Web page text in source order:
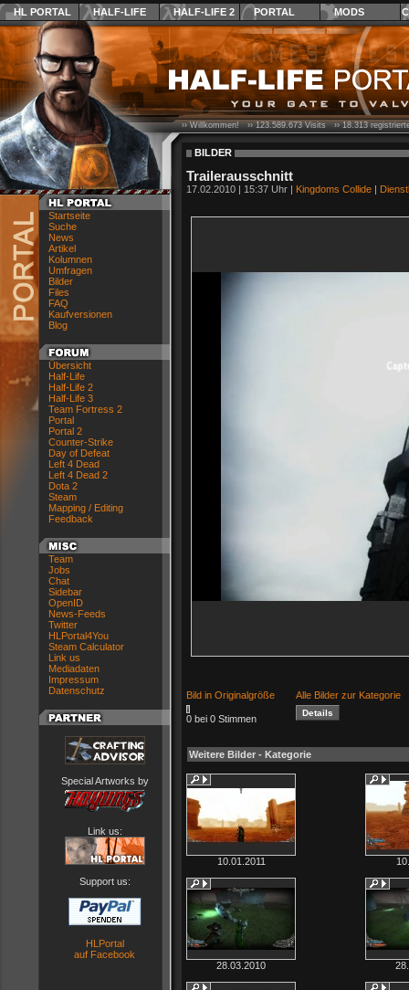
HL PORTAL HALF-LIFE HALF-LIFE 2 PORTAL MODS
Startseite
Suche
News
Artikel
Kolumnen
Umfragen
Bilder
Files
FAQ
Kaufversionen
Blog
Übersicht
Half-Life
Half-Life 2
Half-Life 3
Team Fortress 2
Portal
Portal 2
Counter-Strike
Day of Defeat
Left 4 Dead
Left 4 Dead 2
Dota 2
Steam
Mapping / Editing
Feedback
Team
Jobs
Chat
Sidebar
OpenID
News-Feeds
Twitter
HLPortal4You
Steam Calculator
Link us
Mediadaten
Impressum
Datenschutz
Special Artworks by
Link us:
Support us:
HLPortal
auf Facebook
›› Willkommen! ››123.589.673Visits ››18.313
BILDER
Trailerausschnitt
17.02.2010 | 15:37 Uhr | Kingdoms Collide |
Bild in Originalgröße Alle Bilder zur Kategorie
0 bei 0 Stimmen
Weitere Bilder - Kategorie
10.01.2011
28.03.2010